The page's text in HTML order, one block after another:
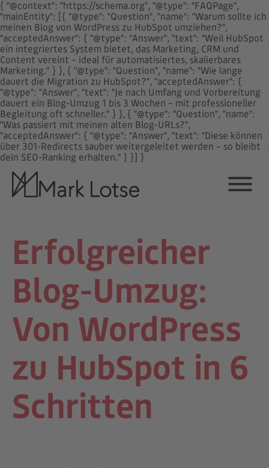
{ "@context": "https://schema.org", "@type": "FAQPage",
"mainEntity": [{ "@type": "Question", "name": "Warum sollte ich
meinen Blog von WordPress zu HubSpot umziehen?",
"acceptedAnswer": { "@type": "Answer", "text": "Weil HubSpot
ein integriertes System bietet, das Marketing, CRM und
Content vereint – ideal für automatisiertes, skalierbares
Marketing." } }, { "@type": "Question", "name": "Wie lange
dauert die Migration zu HubSpot?", "acceptedAnswer": {
"@type": "Answer", "text": "Je nach Umfang und Vorbereitung
dauert ein Blog-Umzug 1 bis 3 Wochen – mit professioneller
Begleitung oft schneller." } }, { "@type": "Question", "name":
"Was passiert mit meinen alten Blog-URLs?",
"acceptedAnswer": { "@type": "Answer", "text": "Diese können
über 301-Redirects sauber weitergeleitet werden – so bleibt
dein SEO-Ranking erhalten." } }] }
Erfolgreicher
Blog-Umzug:
Von WordPress
zu HubSpot in 6
Schritten